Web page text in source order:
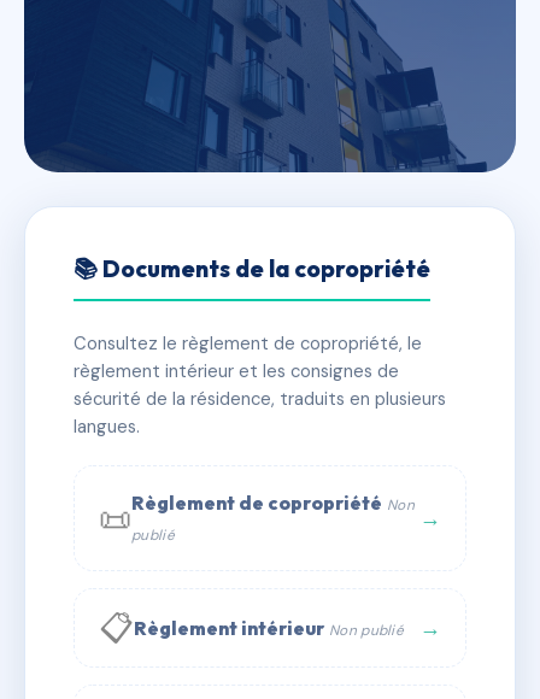
Les Fermes de Saint Gervais
✓ Immatriculée 🏠 136 lots 🏗 3 bâtiment(s)
📞 Contacter Syndic Digital
📚 Documents de la copropriété
Consultez le règlement de copropriété, le
règlement intérieur et les consignes de
sécurité de la résidence, traduits en plusieurs
langues.
📜Règlement de copropriété Non
publié
→
📋Règlement intérieur Non publié →